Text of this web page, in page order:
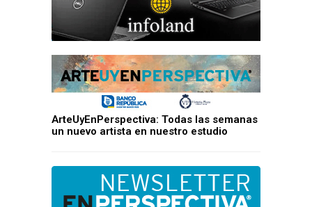
ArteUyEnPerspectiva: Todas las semanas
un nuevo artista en nuestro estudio